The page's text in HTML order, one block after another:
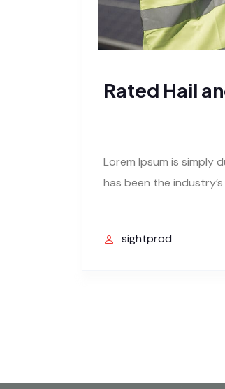
Rated Hail
Lorem Ipsum is simply
has been the
sightprod